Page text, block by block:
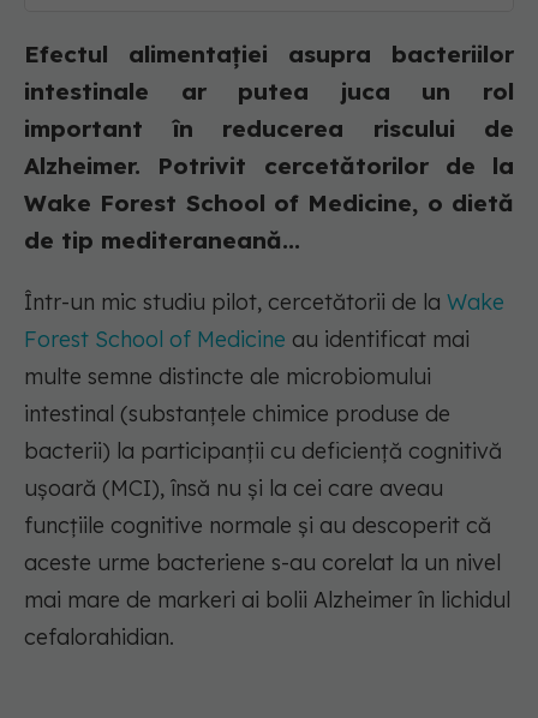
Efectul alimentaţiei asupra bacteriilor
intestinale ar putea juca un rol
important în reducerea riscului de
Alzheimer. Potrivit cercetătorilor de la
Wake Forest School of Medicine, o dietă
de tip mediteraneană...
Într-un mic studiu pilot, cercetătorii de la Wake
Forest School of Medicine au identificat mai
multe semne distincte ale microbiomului
intestinal (substanțele chimice produse de
bacterii) la participanții cu deficiență cognitivă
ușoară (MCI), însă nu şi la cei care aveau
funcţiile cognitive normale și au descoperit că
aceste urme bacteriene s-au corelat la un nivel
mai mare de markeri ai bolii Alzheimer în lichidul
cefalorahidian.